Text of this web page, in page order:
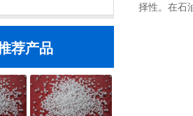
荐产品
择性。在石